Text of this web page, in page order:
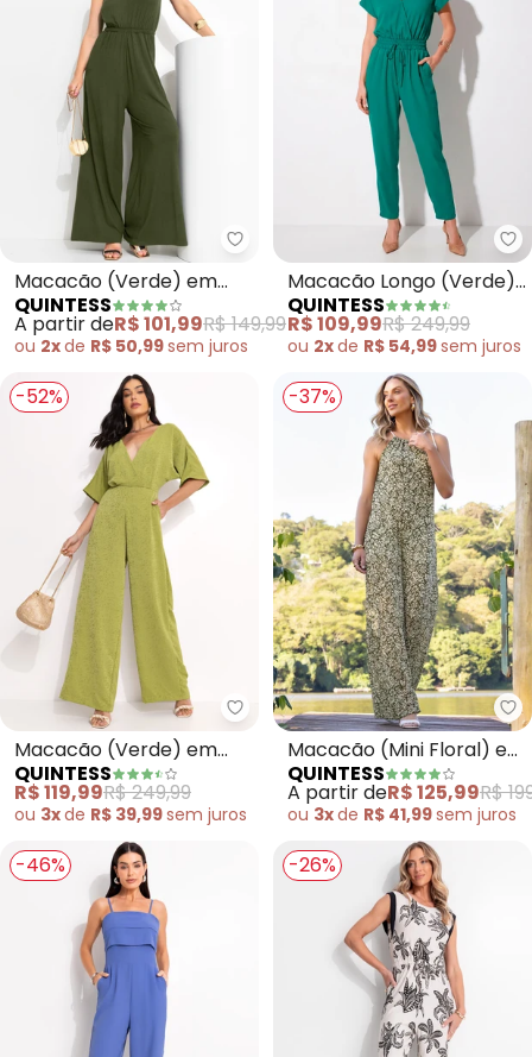
Quintess - Macacão (Verde)
Macacão (Verde) em
Malha de Viscose com
Elastano
QUINTESS
A partir deR$ 101,99R$ 149,99
ou 2xde R$ 50,99sem juros
Macacão Longo (Verde)
Acinturado com Bolsos
QUINTESS
R$ 109,99R$ 249,99
ou 2xde R$ 54,99sem juros
-52%
Quintess - Macacão (Verde)
Macacão (Verde) em
Alfaiataria
QUINTESS
R$ 119,99R$ 249,99
ou 3xde R$ 39,99sem juros
-37%
Macacão (Mini Floral) em
Malha Plissada
QUINTESS
A partir deR$ 125,99R$
ou 3xde R$ 41,99sem juros
-46% -26%